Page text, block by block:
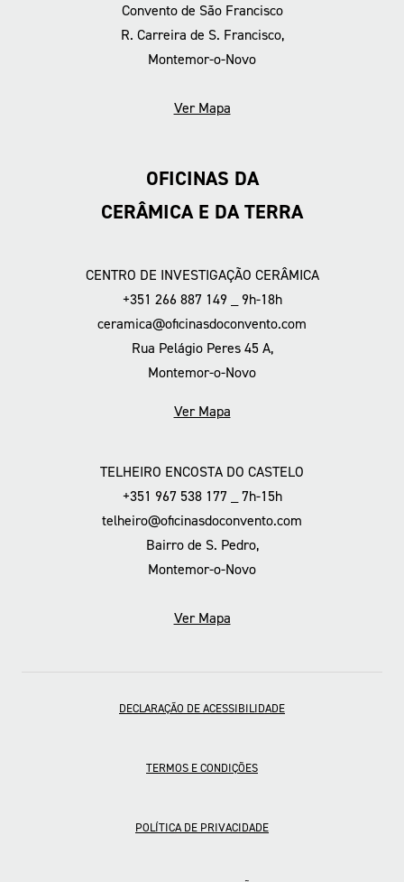
Convento de São Francisco
R. Carreira de S. Francisco,
Montemor-o-Novo
Ver Mapa
OFICINAS DA
CERÂMICA E DA TERRA
CENTRO DE INVESTIGAÇÃO CERÂMICA
+351 266 887 149 _ 9h-18h
ceramica@oficinasdoconvento.com
Rua Pelágio Peres 45 A,
Montemor-o-Novo
Ver Mapa
TELHEIRO ENCOSTA DO CASTELO
+351 967 538 177 _ 7h-15h
telheiro@oficinasdoconvento.com
Bairro de S. Pedro,
Montemor-o-Novo
Ver Mapa
DECLARAÇÃO DE ACESSIBILIDADE
TERMOS E CONDIÇÕES
POLÍTICA DE PRIVACIDADE